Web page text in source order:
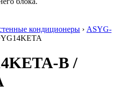
кондиционеры › ASYG-
B /